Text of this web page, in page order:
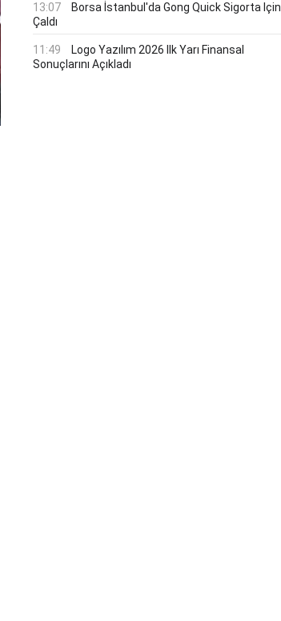
13:07
Borsa İstanbul'da Gong Quick Sigorta Için
Çaldı
11:49
Logo Yazılım 2026 Ilk Yarı Finansal
Sonuçlarını Açıkladı